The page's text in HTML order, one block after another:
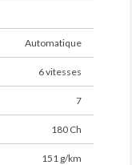
Automatique
6 vitesses
7
180 Ch
151 g/km